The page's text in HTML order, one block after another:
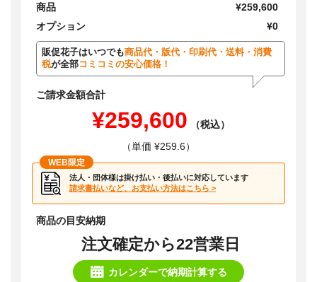
商品
¥259,600
オプション
¥0
販促花子はいつでも商品代・版代・印刷代・送料・消費
税が全部コミコミの安心価格！
ご請求金額合計
¥259,600
（税込）
（単価 ¥259.6）
WEB限定
法人・団体様は掛け払い・後払いに対応しています
請求書払いなど、お支払い方法はこちら >
商品の目安納期
注文確定から22営業日
カレンダーで納期計算する